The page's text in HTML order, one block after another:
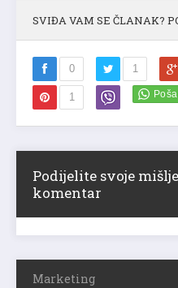
SVIĐA VAM SE ČLANAK?
0 1
1
Podijelite svoje
komentar
Marketing